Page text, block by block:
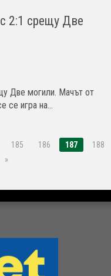
2:1 срещу Две
Две могили. Мачът от
се игра на...
185 186 187
188
»